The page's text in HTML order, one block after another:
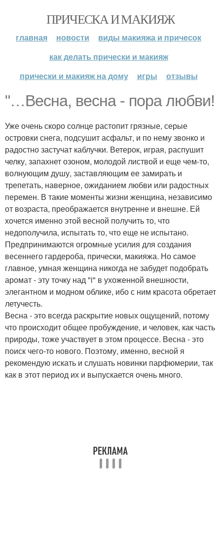
ПРИЧЕСКА И МАКИЯЖ
главная новости
виды макияжа и причесок
как делать прически и макияж
прически и макияж на дому
игры отзывы
"…Весна, весна - пора любви!
Уже очень скоро солнце растопит грязные, серые
островки снега, подсушит асфальт, и по нему звонко и
радостно застучат каблучки. Ветерок, играя, распушит
челку, запахнет озоном, молодой листвой и еще чем-то,
волнующим душу, заставляющим ее замирать и
трепетать, наверное, ожиданием любви или радостных
перемен. В такие моменты жизни женщина, независимо
от возраста, преображается внутренне и внешне. Ей
хочется именно этой весной получить то, что
недополучила, испытать то, что еще не испытано.
Предпринимаются огромные усилия для создания
весеннего гардероба, прически, макияжа. Но самое
главное, умная женщина никогда не забудет подобрать
аромат - эту точку над "i" в ухоженной внешности,
элегантном и модном облике, ибо с ним красота обретает
летучесть.
Весна - это всегда раскрытие новых ощущений, потому
что происходит общее пробуждение, и человек, как часть
природы, тоже участвует в этом процессе. Весна - это
поиск чего-то нового. Поэтому, именно, весной я
рекомендую искать и слушать новинки парфюмерии, так
как в этот период их и выпускается очень много.